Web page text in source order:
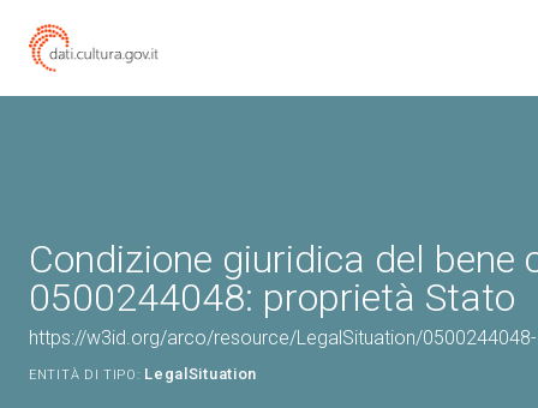
Condizione giuridica del bene
0500244048: proprietà Stato
https://w3id.org/arco/resource/LegalSituation/
ENTITÀ DI TIPO: LegalSituation